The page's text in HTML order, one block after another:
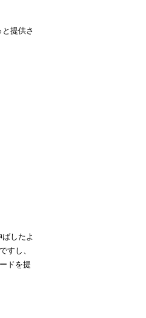
提供さ
したよ
すし、
ドを提